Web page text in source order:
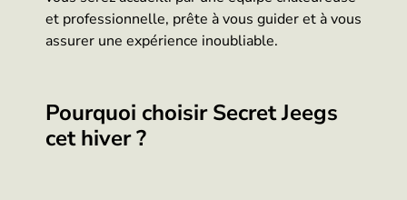
et professionnelle, prête à vous guider et à vous
assurer une expérience inoubliable.
Pourquoi choisir Secret Jeegs
cet hiver ?